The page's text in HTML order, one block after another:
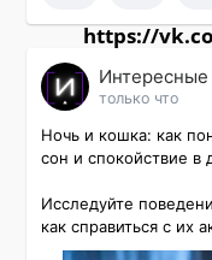
https://
только что
Ночь и кошка: как
сон и спокойствие
Исследуйте
как справиться с их